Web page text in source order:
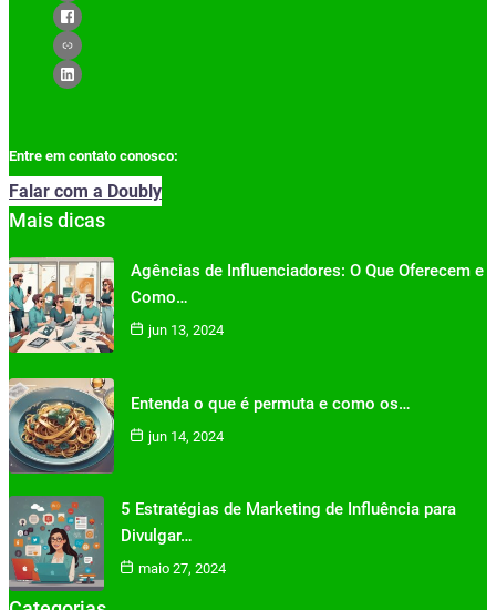
Entre em contato conosco:
Falar com a Doubly
Mais dicas
Agências de Influenciadores: O Que Oferecem e
Como…
jun 13, 2024
Entenda o que é permuta e como os…
jun 14, 2024
5 Estratégias de Marketing de Influência para
Divulgar…
maio 27, 2024